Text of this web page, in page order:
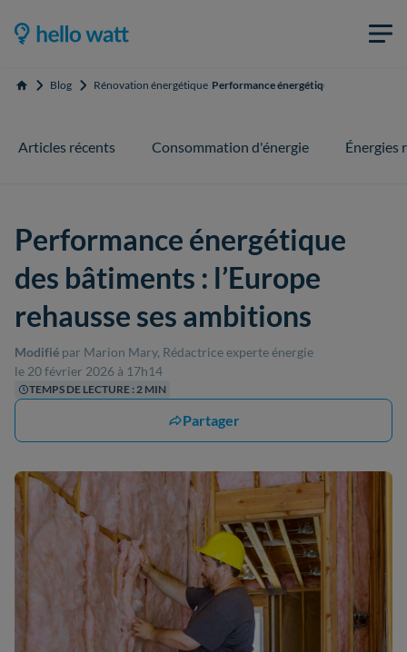
Accueil Blog Rénovation énergétique Performance énergétique des bâtiments
Articles récents Consommation d'énergie Énergies
Performance énergétique
des bâtiments : l’Europe
rehausse ses ambitions
Modifié par Marion Mary, Rédactrice experte énergie
le 20 février 2026 à 17h14
TEMPS DE LECTURE : 2 MIN
Partager